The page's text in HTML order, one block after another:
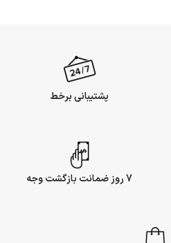
پشتیبانی برخط
7 روز ضمانت بازگشت وجه